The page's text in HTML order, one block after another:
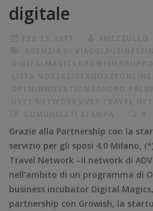
digitale
Grazie alla Partnership con la
servizio per gli sposi 4.0 Milano,
Travel Network –il network di
nell’ambito di un programma di
business incubator Digital
partnership con Growish, la